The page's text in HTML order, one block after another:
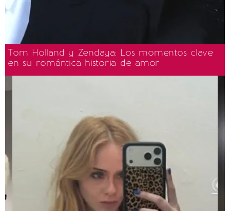
Tom Holland y Zendaya: Los momentos clave
en su romántica historia de amor